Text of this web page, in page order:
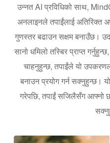
उन्नत AI प्रविधिको साथ,
अनलाइनले तपाईंलाई अतिरिक्त
गुणस्तर बढाउन सक्षम बनाउँछ।
सानो धमिलो तस्बिर प्राप्त
चाहनुहुन्छ, तपाईंले यो
बनाउन प्रयोग गर्न सक्नुहुन्छ।
गरेपछि, तपाईं सजिलैसँग आफ्नो